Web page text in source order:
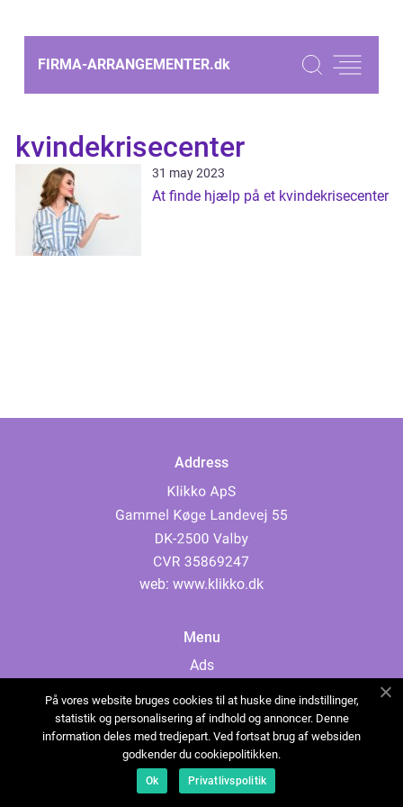
FIRMA-ARRANGEMENTER.dk
kvindekrisecenter
31 may 2023
At finde hjælp på et kvindekrisecenter
Address
web: www.klikko.dk
Menu
Ads
Cookies
Contact
Sitemap
På vores website bruges cookies til at huske dine indstillinger,
statistik og personalisering af indhold og annoncer. Denne
information deles med tredjepart. Ved fortsat brug af websiden
godkender du cookiepolitikken.
Ok Privatlivspolitik